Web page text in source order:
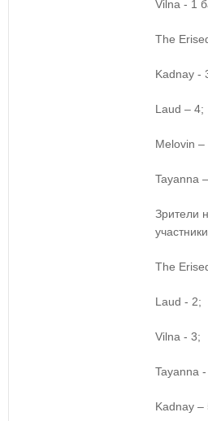
Vilna - 1
The
Kadnay -
Laud – 4;
Melovin –
Tayanna
Зрители
The
Laud - 2;
Vilna - 3;
Tayanna -
Kadnay –